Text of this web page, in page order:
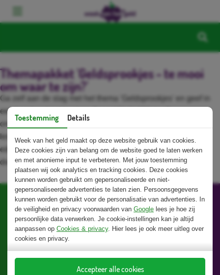
Themapakket 'Geldsprookjes - te mooi
om waar te zijn?'
Ga zelf aan de slag met het thema 'Geldsprookjes' en geef in
een handomdraai je eigen financiële les! Voor elk
onderwijsniveau bieden we themapakketten aan boordevol
lesmateriaal met onder andere: een interactieve les, een
educatieve opdracht, explainervideo's, een poster en een
docentenhandleiding.
Toestemming Details
Week van het geld maakt op deze website gebruik van cookies.
Deze cookies zijn van belang om de website goed te laten werken
en met anonieme input te verbeteren. Met jouw toestemming
plaatsen wij ook analytics en tracking cookies. Deze cookies
kunnen worden gebruikt om gepersonaliseerde en niet-
gepersonaliseerde advertenties te laten zien. Persoonsgegevens
kunnen worden gebruikt voor de personalisatie van advertenties. In
de veiligheid en privacy voorwaarden van Google lees je hoe zij
persoonlijke data verwerken. Je cookie-instellingen kan je altijd
aanpassen op Cookies & privacy. Hier lees je ook meer uitleg over
cookies en privacy.
Accepteer alle cookies